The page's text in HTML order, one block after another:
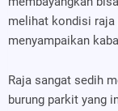
melihat kondisi
menyampaikan
Raja sangat sedih
burung parkit yang